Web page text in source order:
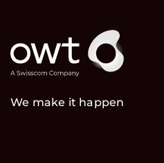
We make it happen